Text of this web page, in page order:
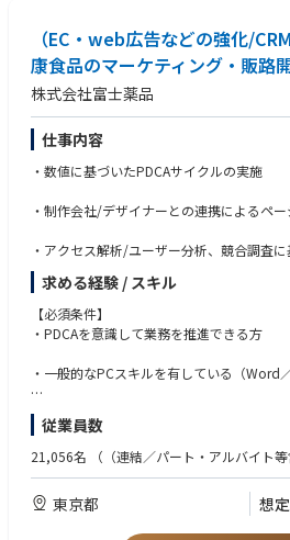
■コンテンツ開発・メッセージング
・複雑な製品特徴や技術的優位性を、CHI
かりやすく魅力的な顧客向けメッセージに変
・R&D、プロダクト、テクニカル、営業チ
み・機能の深い理解と、それらの効果的な
び顧客向けストーリーへの落とし込み
・パンフレット、プレゼンテーション、デ
ズ、最適化の主導および、外部制作会社や
映し、事業目標を支援するとともに、CHI
一貫性のある適切なメッセージを届けるため
■その他の役割・責任
・APACマーケティングヘッドの指定する
・日本チーム向けの全製品トレーニングお
C、Mindtickle等）の主導および調整
・組織内の他部門との効果的なコミュニケ
グ計画への理解と整合の確保
・世界中のセールスおよびマーケティング
（EC・web広告などの強化/
康食品のマーケティング・販路
株式会社富士薬品
仕事内容
・数値に基づいたPDCAサイクルの実施
・制作会社/デザイナーとの連携によるペ
・アクセス解析/ユーザー分析、競合調査
・LINEを中心としたCRM施策の企画・実行
・WEB広告の運用ディレクション
求める経験 / スキル
【必須条件】
・PDCAを意識して業務を推進できる方
・一般的なPCスキルを有している（
・GA4での解析業務経験のある方
【歓迎要件】
・CM～WEBまで幅広く担当の経験がある方
従業員数
21,056名 （（連結／パート・アルバイト
東京都 想